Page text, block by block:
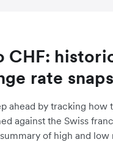
CHF:
rate
ahead by tracking how
against the Swiss
of high and low